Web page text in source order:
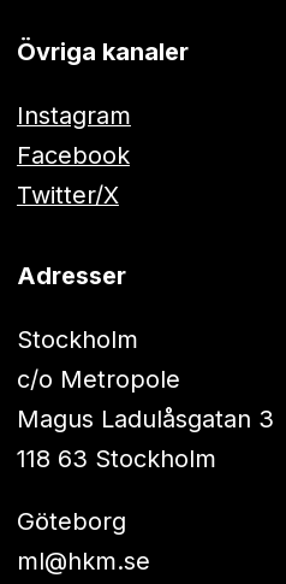
Övriga kanaler
Instagram
Facebook
Twitter/X
Adresser
Stockholm
c/o Metropole
Magus Ladulåsgatan 3
118 63 Stockholm
Göteborg
ml@hkm.se